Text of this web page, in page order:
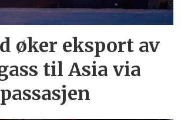
øker eksport av
til Asia via